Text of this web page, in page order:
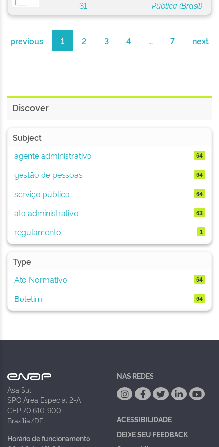
31
Pública (Brasil)
previous 1 2 3 4 ... 7 next
Discover
Subject
agente administrativo
64
gestão de pessoas 64
serviço público 64
ato administrativo 63
regulamento 1
Type
Ato Normativo
64
Boletim 64
Asa Sul
SPO Área Especial 2-A
CEP 70.610-900
Brasília/DF
Horário de funcionamento
NAS REDES
ACESSIBILIDADE
DEIXE SEU FEEDBACK